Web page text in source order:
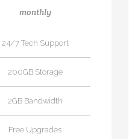
monthly
24/7 Tech Support
200GB Storage
2GB Bandwidth
Free Upgrades